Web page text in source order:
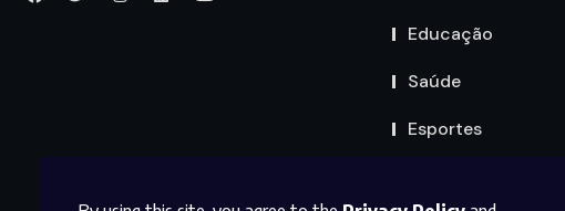
Educação
Saúde
Esportes